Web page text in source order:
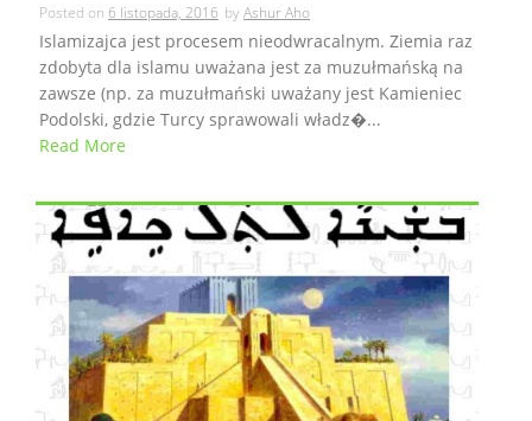
Posted on 6 listopada, 2016 byAshur Aho
Islamizajca jest procesem nieodwracalnym. Ziemia raz
zdobyta dla islamu uważana jest za muzułmańską na
zawsze (np. za muzułmański uważany jest Kamieniec
Podolski, gdzie Turcy sprawowali władz�...
Read More